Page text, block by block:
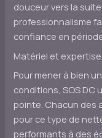
douceur vers la
professionnalisme
confiance en
Matériel et
Pour mener à bien
conditions, SOS DC
pointe. Chacun des
pour ce type de
performants à des